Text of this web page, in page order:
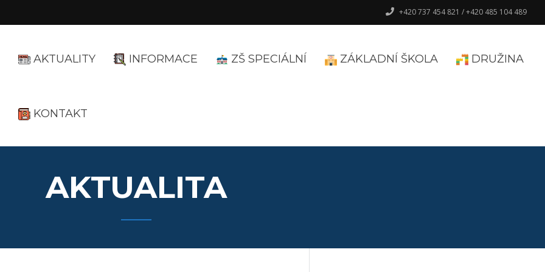
+420 737 454 821 / +420 485 104 489
AKTUALITY INFORMACE ZŠ SPECIÁLNÍ ZÁKLADNÍ ŠKOLA DRUŽINA
KONTAKT
AKTUALITA